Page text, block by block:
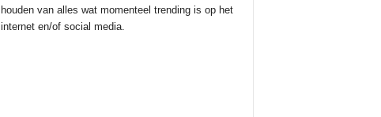
houden van alles wat momenteel trending is op het
internet en/of social media.